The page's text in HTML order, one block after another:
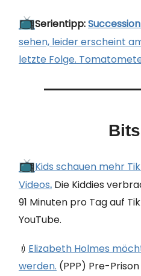
📺Serientipp:
sehen, leider erscheint
letzte Folge.
Bits
📺Kids schauen mehr
Videos. Die Kiddies
91 Minuten pro Tag auf
YouTube.
💉 Elizabeth Holmes
werden. (PPP) Pre-